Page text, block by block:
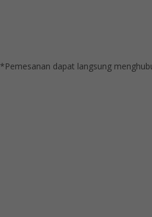
*Pemesanan dapat langsung